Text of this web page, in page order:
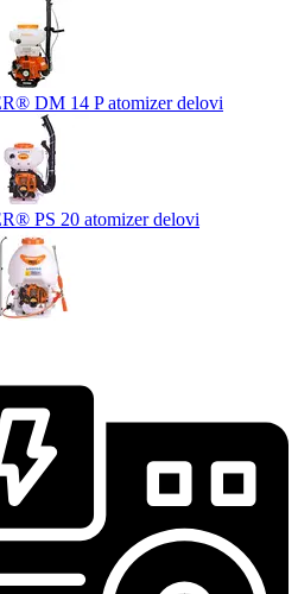
DM 14 P atomizer delovi
PS 20 atomizer delovi